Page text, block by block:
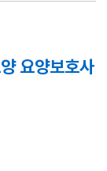
요양보호사